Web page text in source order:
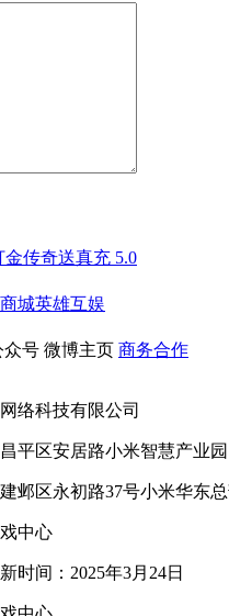
金传奇送真充 5.0
城英雄互娱
众号 微博主页 商务合作
络科技有限公司
平区安居路小米智慧产业园
邺区永初路37号小米华东
中心
时间：2025年3月24日